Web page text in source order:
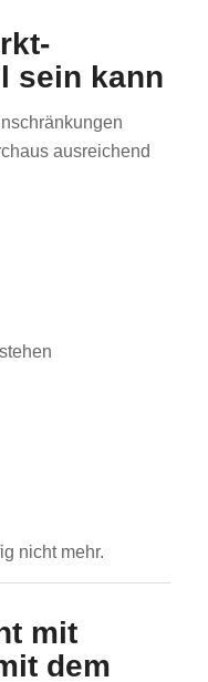
sein kann
ausreichend
nicht mehr.
mit
dem